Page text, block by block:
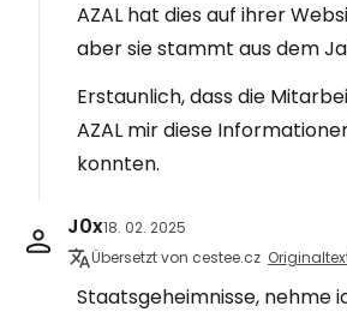
AZAL hat dies auf ihrer
aber sie stammt aus dem
Erstaunlich, dass die
AZAL mir diese
konnten.
J0x18. 02. 2025
Übersetzt von cestee.cz
Staatsgeheimnisse, nehme